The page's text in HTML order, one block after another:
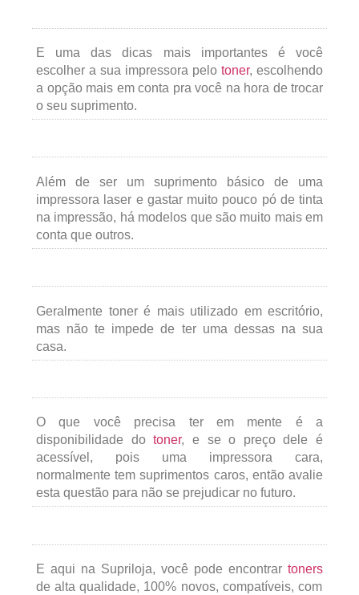
E uma das dicas mais importantes é você
escolher a sua impressora pelo toner, escolhendo
a opção mais em conta pra você na hora de trocar
o seu suprimento.
Além de ser um suprimento básico de uma
impressora laser e gastar muito pouco pó de tinta
na impressão, há modelos que são muito mais em
conta que outros.
Geralmente toner é mais utilizado em escritório,
mas não te impede de ter uma dessas na sua
casa.
O que você precisa ter em mente é a
disponibilidade dotoner, e se o preço dele é
acessível, pois uma impressora cara,
normalmente tem suprimentos caros, então avalie
esta questão para não se prejudicar no futuro.
E aqui na Supriloja, você pode encontrar toners
de alta qualidade, 100% novos, compatíveis, com